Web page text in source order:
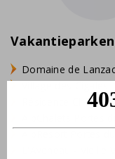
Vakantieparken
Domaine de Lanzac
Village des Cigales
Résidence Château